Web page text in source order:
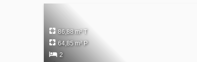
86,88 m² T
64,85 m² P
2